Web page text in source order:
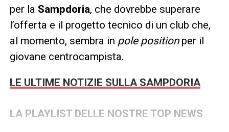
per la Sampdoria, che dovrebbe superare
l’offerta e il progetto tecnico di un club che,
al momento, sembra in pole position per il
giovane centrocampista.
LE ULTIME NOTIZIE SULLA SAMPDORIA
LA PLAYLIST DELLE NOSTRE TOP NEWS